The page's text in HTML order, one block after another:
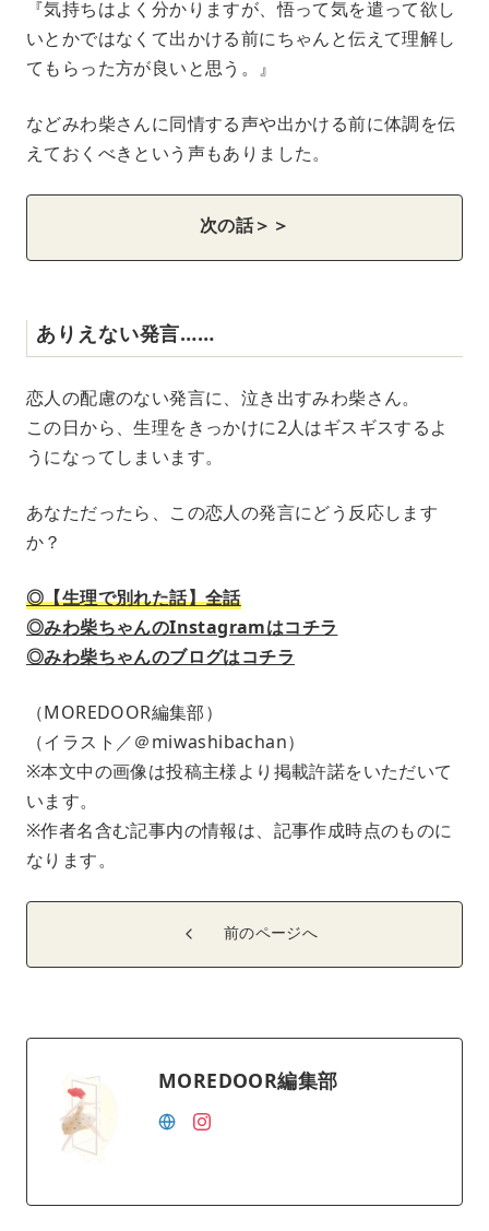
『気持ちはよく分かりますが、悟って気を遣って欲し
いとかではなくて出かける前にちゃんと伝えて理解し
てもらった方が良いと思う。』
などみわ柴さんに同情する声や出かける前に体調を伝
えておくべきという声もありました。
次の話＞＞
ありえない発言……
恋人の配慮のない発言に、泣き出すみわ柴さん。
この日から、生理をきっかけに2人はギスギスするよ
うになってしまいます。
あなただったら、この恋人の発言にどう反応します
か？
◎【生理で別れた話】全話
◎みわ柴ちゃんのInstagramはコチラ
◎みわ柴ちゃんのブログはコチラ
（MOREDOOR編集部）
（イラスト／＠miwashibachan）
※本文中の画像は投稿主様より掲載許諾をいただいて
います。
※作者名含む記事内の情報は、記事作成時点のものに
なります。
前のページへ
MOREDOOR編集部